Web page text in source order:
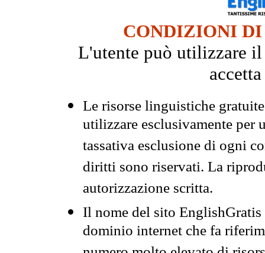
CONDIZIONI DI
L'utente può utilizzare il
Le risorse linguistiche
utilizzare esclusivamente per
tassativa esclusione di ogni
diritti sono riservati. La
autorizzazione scritta.
Il nome del sito
dominio internet che fa